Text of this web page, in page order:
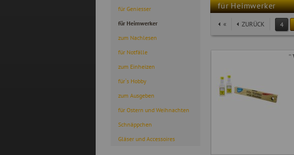
für Heimwerker
« ZURÜCK 4
für Geniesser
für Heimwerker
zum Nachlesen
für Notfälle
zum Einheizen
für`s Hobby
zum Ausgeben
für Ostern und Weihnachten
Schnäppchen
Gläser und Accessoires